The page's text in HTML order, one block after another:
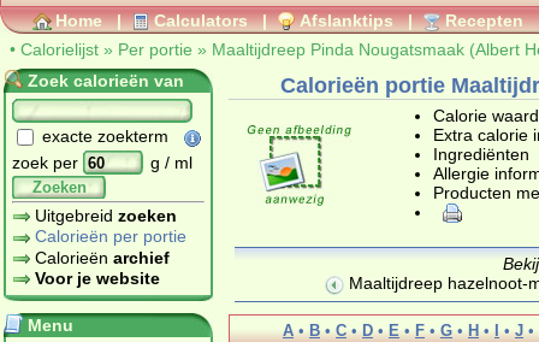
Home | Calculators | Afslanktips | Recepten
• Calorielijst » Per portie » Maaltijdreep Pinda Nougatsmaak (Albert
Zoek calorieën van
exacte zoekterm
zoek per
g / ml
Zoeken
Uitgebreid zoeken
Calorieën per portie
Calorieën archief
Voor je website
Menu
Calorieën portie
Calorie
Extra calorie
Ingrediënten
Allergie
Producten
Maaltijdreep hazelnoot-
A • B • C • D • E • F • G • H • I • J •